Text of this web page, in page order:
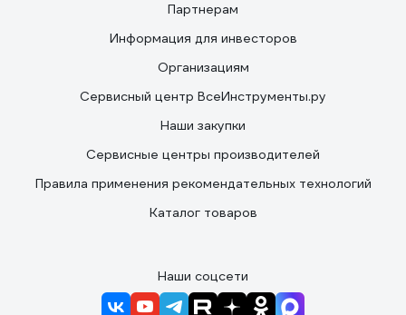
Партнерам
Информация для инвесторов
Организациям
Сервисный центр ВсеИнструменты.ру
Наши закупки
Сервисные центры производителей
Правила применения рекомендательных технологий
Каталог товаров
Наши соцсети